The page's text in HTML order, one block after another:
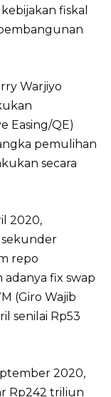
fiskal
Warjiyo
Easing/QE)
pemulihan
secara
2020,
sekunder
repo
fix swap
(Giro Wajib
senilai Rp53
2020,
Rp242 triliun